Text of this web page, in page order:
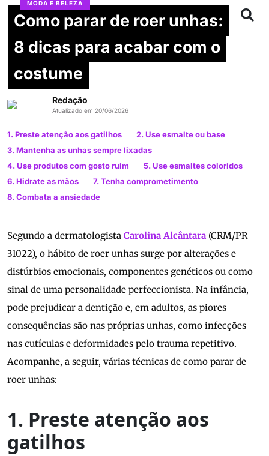
MODA E BELEZA
Como parar de roer unhas:
8 dicas para acabar com o
costume
Redação
Atualizado em 20/06/2026
1. Preste atenção aos gatilhos
2. Use esmalte ou base
3. Mantenha as unhas sempre lixadas
4. Use produtos com gosto ruim
5. Use esmaltes coloridos
6. Hidrate as mãos
7. Tenha comprometimento
8. Combata a ansiedade
Segundo a dermatologista Carolina Alcântara (CRM/PR
31022), o hábito de roer unhas surge por alterações e
distúrbios emocionais, componentes genéticos ou como
sinal de uma personalidade perfeccionista. Na infância,
pode prejudicar a dentição e, em adultos, as piores
consequências são nas próprias unhas, como infecções
nas cutículas e deformidades pelo trauma repetitivo.
Acompanhe, a seguir, várias técnicas de como parar de
roer unhas:
1. Preste atenção aos
gatilhos